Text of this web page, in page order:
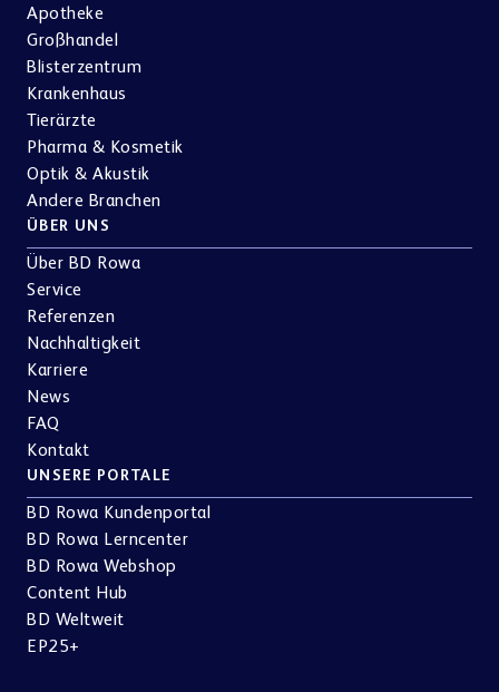
Apotheke
Großhandel
Blisterzentrum
Krankenhaus
Tierärzte
Pharma & Kosmetik
Optik & Akustik
Andere Branchen
ÜBER UNS
Über BD Rowa
Service
Referenzen
Nachhaltigkeit
Karriere
News
FAQ
Kontakt
UNSERE PORTALE
BD Rowa Kundenportal
BD Rowa Lerncenter
BD Rowa Webshop
Content Hub
BD Weltweit
EP25+